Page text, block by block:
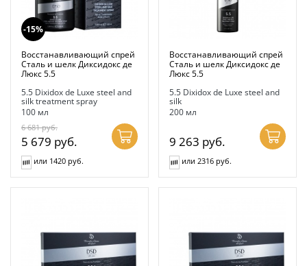
-15%
Восстанавливающий спрей
Сталь и шелк Диксидокс де
Люкс 5.5
5.5 Dixidox de Luxe steel and
silk treatment spray
100 мл
6 681руб.
5 679 руб.
или 1420 руб.
Восстанавливающий спрей
Сталь и шелк Диксидокс де
Люкс 5.5
5.5 Dixidox de Luxe steel and
silk
200 мл
9 263 руб.
или 2316 руб.